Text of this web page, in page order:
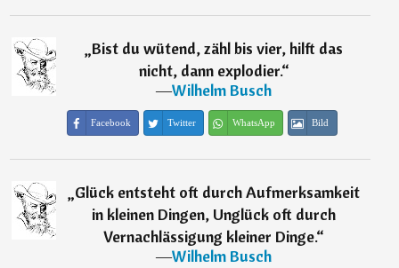
„Bist du wütend, zähl bis vier, hilft das
nicht, dann explodier.“
―Wilhelm Busch
Facebook Twitter WhatsApp Bild
„Glück entsteht oft durch Aufmerksamkeit
in kleinen Dingen, Unglück oft durch
Vernachlässigung kleiner Dinge.“
―Wilhelm Busch